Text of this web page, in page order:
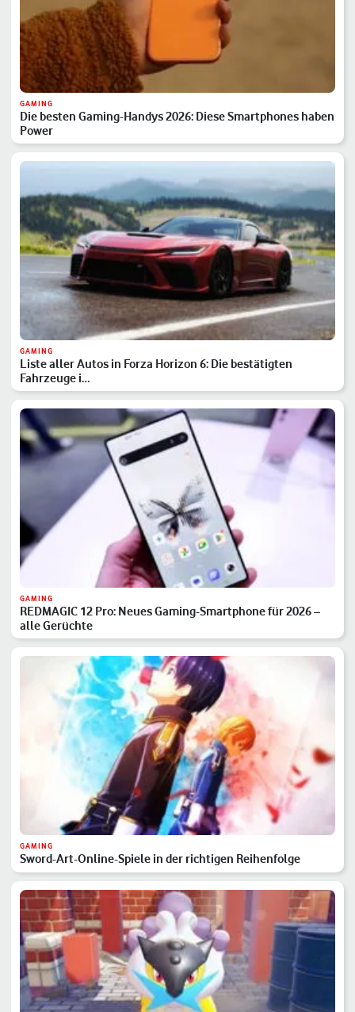
GAMING
Die besten Gaming-Handys 2026: Diese Smartphones haben
Power
GAMING
Liste aller Autos in Forza Horizon 6: Die bestätigten
Fahrzeuge i…
GAMING
REDMAGIC 12 Pro: Neues Gaming-Smartphone für 2026 –
alle Gerüchte
GAMING
Sword-Art-Online-Spiele in der richtigen Reihenfolge